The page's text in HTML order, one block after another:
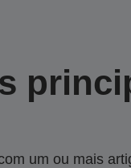
um ou mais